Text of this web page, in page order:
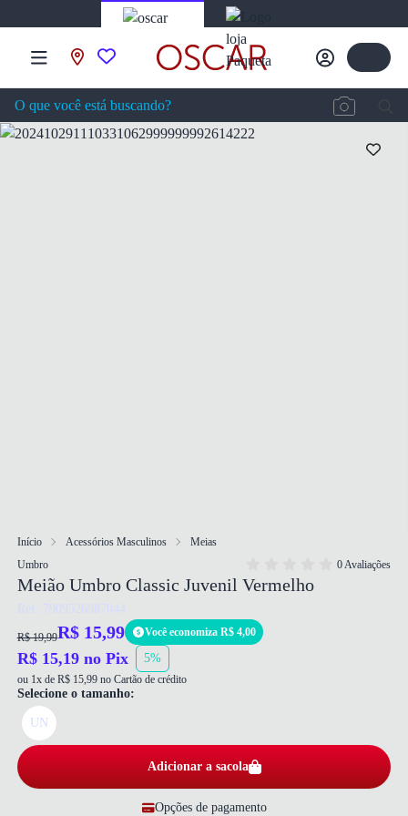
Início Acessórios Masculinos
Meias
Umbro
0 Avaliações
Meião Umbro Classic Juvenil Vermelho
Ref: 7909526987044
R$ 19,99R$ 15,99 Você economiza R$ 4,00
R$ 15,19 no Pix 5%
ou 1x de R$ 15,99 no Cartão de crédito
Selecione o tamanho:
UN
Adicionar a sacola
Opções de pagamento